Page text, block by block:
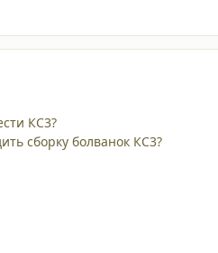
КС3?
сборку болванок КС3?